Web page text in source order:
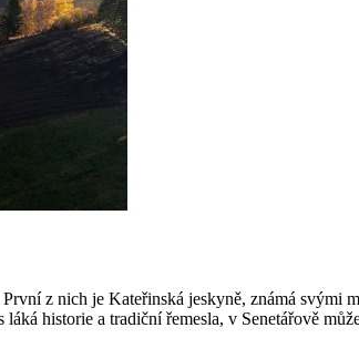
z nich je Kateřinská jeskyně, známá
historie a tradiční řemesla, v Senetářově